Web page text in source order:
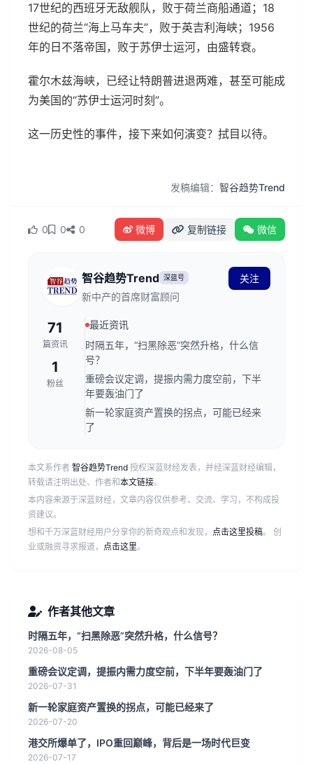
17世纪的西班牙无敌舰队，败于荷兰商船通道；18
世纪的荷兰“海上马车夫”，败于英吉利海峡；1956
年的日不落帝国，败于苏伊士运河，由盛转衰。
霍尔木兹海峡，已经让特朗普进退两难，甚至可能成
为美国的“苏伊士运河时刻”。
这一历史性的事件，接下来如何演变？拭目以待。
发稿编辑： 智谷趋势Trend
0 0 0 微博 复制链接 微信
智谷趋势Trend 深蓝号
新中产的首席财富顾问
关注
71
篇资讯
1
粉丝
最近资讯
时隔五年，“扫黑除恶”突然升格，什么信
号？
重磅会议定调，提振内需力度空前，下半
年要轰油门了
新一轮家庭资产置换的拐点，可能已经来
了
本文系作者 智谷趋势Trend 授权深蓝财经发表，并经深蓝财经编辑，
转载请注明出处、作者和本文链接。
本内容来源于深蓝财经，文章内容仅供参考、交流、学习，不构成投
资建议。
想和千万深蓝财经用户分享你的新奇观点和发现， 点击这里投稿。 创
业或融资寻求报道， 点击这里。
作者其他文章
时隔五年，“扫黑除恶”突然升格，什么信号？
2026-08-05
重磅会议定调，提振内需力度空前，下半年要轰油门了
2026-07-31
新一轮家庭资产置换的拐点，可能已经来了
2026-07-20
港交所爆单了，IPO重回巅峰，背后是一场时代巨变
2026-07-17